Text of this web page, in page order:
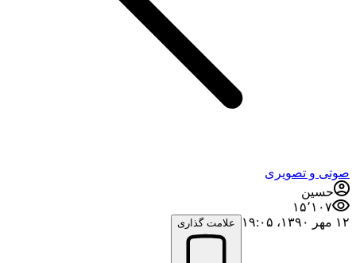
صوتی و تصویری
حسین
۱۵٬۱۰۷
۱۲ مهر ۱۳۹۰،‏ ۱۹:۰۵
علامت گذاری